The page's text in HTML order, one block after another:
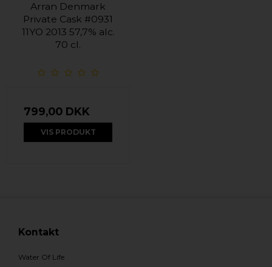
Arran Denmark
Private Cask #0931
11YO 2013 57,7% alc.
70 cl.
799,00 DKK
VIS PRODUKT
Kontakt
Water Of Life